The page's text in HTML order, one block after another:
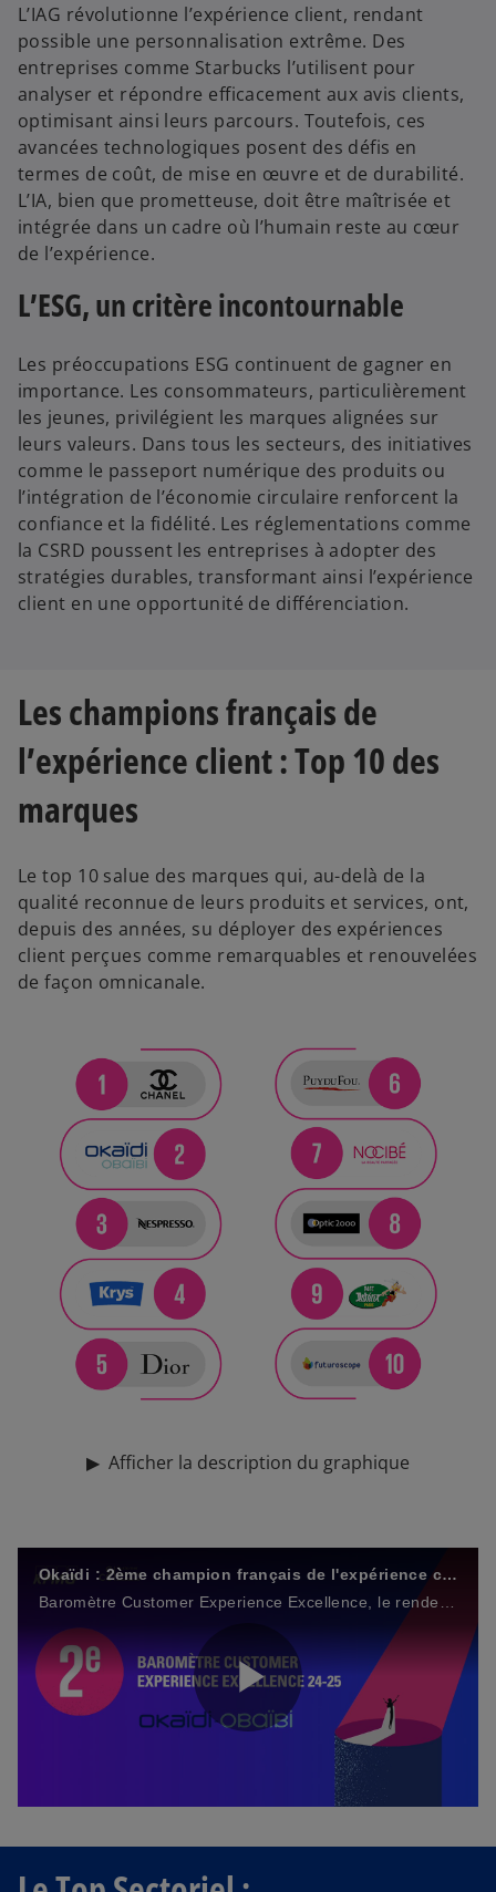
L’IAG révolutionne l’expérience client, rendant
possible une personnalisation extrême. Des
entreprises comme Starbucks l’utilisent pour
analyser et répondre efficacement aux avis clients,
optimisant ainsi leurs parcours. Toutefois, ces
avancées technologiques posent des défis en
termes de coût, de mise en œuvre et de durabilité.
L’IA, bien que prometteuse, doit être maîtrisée et
intégrée dans un cadre où l’humain reste au cœur
de l’expérience.
L’ESG, un critère incontournable
Les préoccupations ESG continuent de gagner en
importance. Les consommateurs, particulièrement
les jeunes, privilégient les marques alignées sur
leurs valeurs. Dans tous les secteurs, des initiatives
comme le passeport numérique des produits ou
l’intégration de l’économie circulaire renforcent la
confiance et la fidélité. Les réglementations comme
la CSRD poussent les entreprises à adopter des
stratégies durables, transformant ainsi l’expérience
client en une opportunité de différenciation.
Les champions français de
l’expérience client : Top 10 des
marques
Le top 10 salue des marques qui, au-delà de la
qualité reconnue de leurs produits et services, ont,
depuis des années, su déployer des expériences
client perçues comme remarquables et renouvelées
de façon omnicanale.
▶ Afficher la description du graphique
Okaïdi : 2ème champion français de l'expérience client !
Baromètre Customer Experience Excellence, le rendez-vous de l'expérience client
P
l